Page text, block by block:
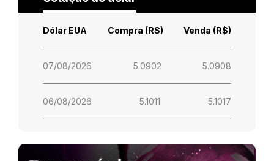
Dólar EUA Compra (R$) Venda (R$)
07/08/2026 5.0902 5.0908
06/08/2026 5.1011 5.1017